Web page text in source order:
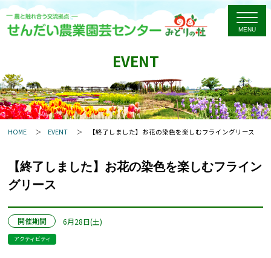
EVENT
HOME EVENT 【終了しました】お花の染色を楽しむフライングリース
【終了しました】お花の染色を楽しむフライン
グリース
開催期間 6月28日(土)
アクティビティ